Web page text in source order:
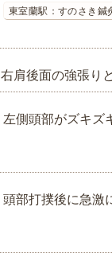
東室蘭駅：すのさき鍼
右肩後面の強張り
左側頭部がズキズ
頭部打撲後に急激